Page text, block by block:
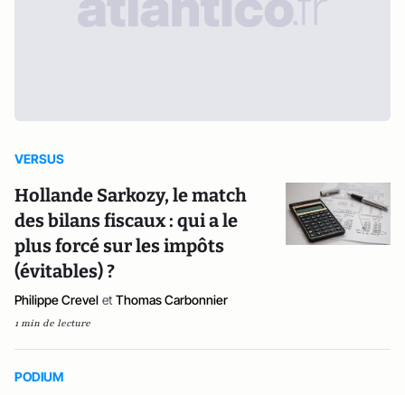
VERSUS
Hollande Sarkozy, le match
des bilans fiscaux : qui a le
plus forcé sur les impôts
(évitables) ?
Philippe Crevel et Thomas Carbonnier
1 min de lecture
PODIUM